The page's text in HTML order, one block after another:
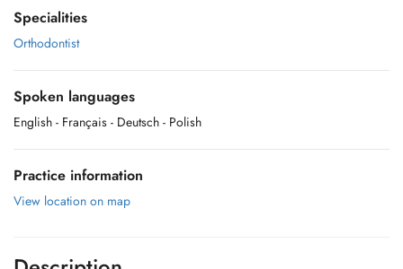
Specialities
Orthodontist
Spoken languages
English - Français - Deutsch - Polish
Practice information
View location on map